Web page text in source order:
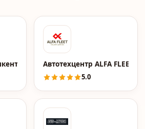
Автотехцентр ALFA FLEET
5.0